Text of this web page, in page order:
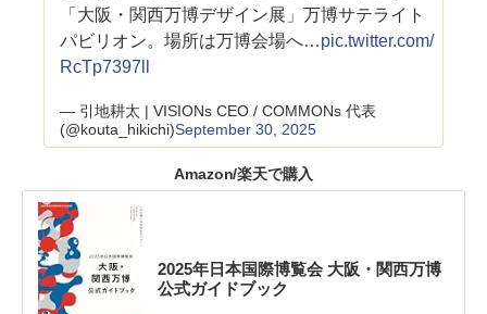
「大阪・関西万博デザイン展」万博サテライト
パビリオン。場所は万博会場へ…pic.twitter.com/
RcTp7397ll
— 引地耕太 | VISIONs CEO / COMMONs 代表
(@kouta_hikichi)September 30, 2025
Amazon/楽天で購入
2025年日本国際博覧会 大阪・関西万博
公式ガイドブック